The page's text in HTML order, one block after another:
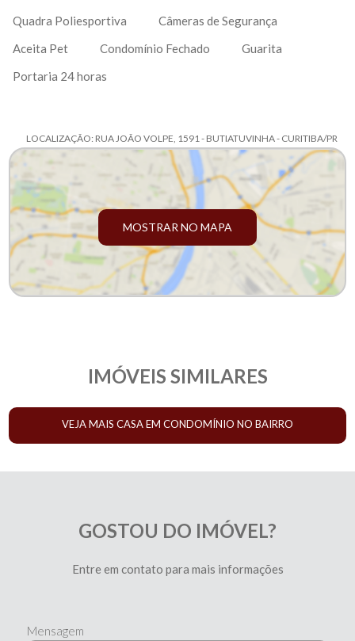
Quadra Poliesportiva
Câmeras de Segurança
Aceita Pet
Condomínio Fechado
Guarita
Portaria 24 horas
LOCALIZAÇÃO: RUA JOÃO VOLPE, 1591 - BUTIATUVINHA - CURITIBA/PR
MOSTRAR NO MAPA
IMÓVEIS SIMILARES
VEJA MAIS CASA EM CONDOMÍNIO NO BAIRRO
GOSTOU DO IMÓVEL?
Entre em contato para mais informações
Mensagem